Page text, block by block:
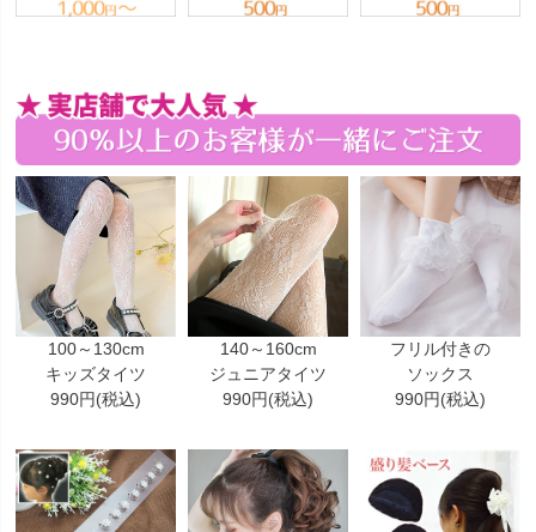
100～130cm
キッズタイツ
990円(税込)
140～160cm
ジュニアタイツ
990円(税込)
フリル付きの
ソックス
990円(税込)